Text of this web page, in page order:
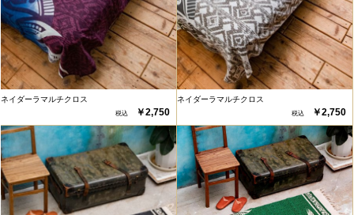
ネイダーラマルチクロス
￥2,750
ネイダーラマルチクロス
￥2,750